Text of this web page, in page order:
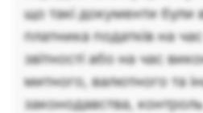
що такі документи були
платника податків на
звітності або на час
митного, валютного та
законодавства,